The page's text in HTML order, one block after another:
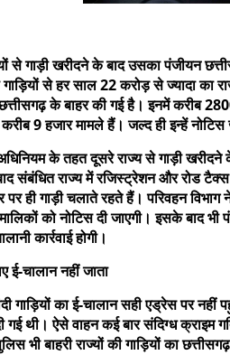
से गाड़ी खरीदने के बाद उसका पंजीयन
गाड़ियों से हर साल 22 करोड़ से ज्यादा का
के बाहर की गई है। इनमें करीब
9 हजार मामले हैं। जल्द ही इन्हें नोटिस
के तहत दूसरे राज्य से गाड़ी
संबंधित राज्य में रजिस्ट्रेशन और रोड
पर ही गाड़ी चलाते रहते हैं। परिवहन
को नोटिस दी जाएगी। इसके बाद
कार्रवाई होगी।
ई-चालान नहीं जाता
गाड़ियों का ई-चालान सही एड्रेस पर
गई थी। ऐसे वाहन कई बार संदिग्ध क्राइम
भी बाहरी राज्यों की गाड़ियों का